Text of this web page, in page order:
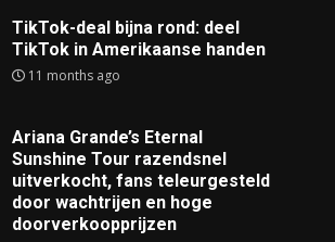
TikTok-deal bijna rond: deel
TikTok in Amerikaanse handen
11 months ago
Ariana Grande’s Eternal
Sunshine Tour razendsnel
uitverkocht, fans teleurgesteld
door wachtrijen en hoge
doorverkoopprijzen